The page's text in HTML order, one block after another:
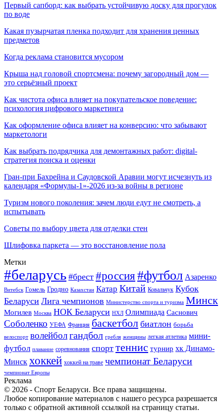
Первый сапборд: как выбрать устойчивую доску для прогулок
по воде
Какая пузырчатая пленка подходит для хранения ценных
предметов
Когда реклама становится мусором
Крыша над головой спортсмена: почему загородный дом —
это серьёзный проект
Как чистота офиса влияет на покупательское поведение:
психология цифрового маркетинга
Как оформление офиса влияет на конверсию: что забывают
маркетологи
Как выбрать подрядчика для демонтажных работ: digital-
стратегия поиска и оценки
Гран-при Бахрейна и Саудовской Аравии могут исчезнуть из
календаря «Формулы-1»-2026 из-за войны в регионе
Туризм нового поколения: зачем люди едут не смотреть, а
испытывать
Советы по выбору цвета для отделки стен
Шлифовка паркета — это восстановление пола
Метки
#беларусь #брест #россия#футбол Азаренко
Витебск Гомель Гродно Казахстан Катар Китай Ковальчук Кубок
Беларуси Лига чемпионов Министерство спорта и туризма Минск
Могилев Москва НОК Беларуси НХЛ Олимпиада Саснович
Соболенко УЕФА Франция баскетбол биатлон борьба
велоспорт волейболгандбол гребля женщины легкая атлетика мини-
футбол плавание соревнования спорт теннис турнир хк Динамо-
Минск хоккей хоккей на траве чемпионат Беларуси
чемпионат Европы
Реклама
© 2026 - Спорт Беларуси. Все права защищены.
Любое копирование материалов с нашего ресурса разрешается
только с обратной активной ссылкой на страницу статьи.